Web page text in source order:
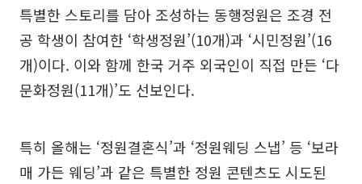
특별한 스토리를 담아 조성하는 동행정원은 조경 전
공 학생이 참여한 ‘학생정원’(10개)과 ‘시민정원’(16
개)이다. 이와 함께 한국 거주 외국인이 직접 만든 ‘다
문화정원(11개)’도 선보인다.
특히 올해는 ‘정원결혼식’과 ‘정원웨딩 스냅’ 등 ‘보라
매 가든 웨딩’과 같은 특별한 정원 콘텐츠도 시도된